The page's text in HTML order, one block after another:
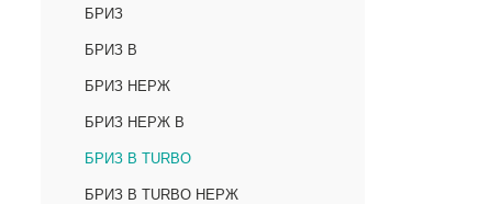
БРИЗ
БРИЗ В
БРИЗ НЕРЖ
БРИЗ НЕРЖ В
БРИЗ В TURBO
БРИЗ В TURBO НЕРЖ